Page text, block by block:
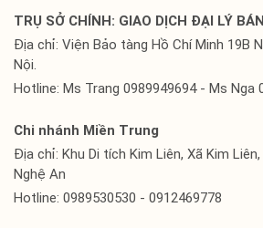
TRỤ SỞ CHÍNH: GIAO DỊCH ĐẠI LÝ
Địa chỉ: Viện Bảo tàng Hồ Chí Minh 19B
Nội.
Hotline: Ms Trang 0989949694 - Ms Nga
Chi nhánh Miền Trung
Địa chỉ: Khu Di tích Kim Liên, Xã Kim
Nghệ An
Hotline: 0989530530 - 0912469778